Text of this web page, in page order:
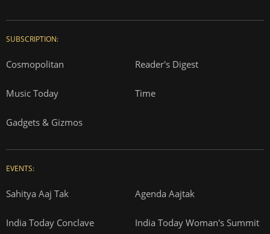
SUBSCRIPTION:
Cosmopolitan Reader's Digest
Music Today Time
Gadgets & Gizmos
EVENTS:
Sahitya Aaj Tak Agenda Aajtak
India Today Conclave India Today Woman's Summit